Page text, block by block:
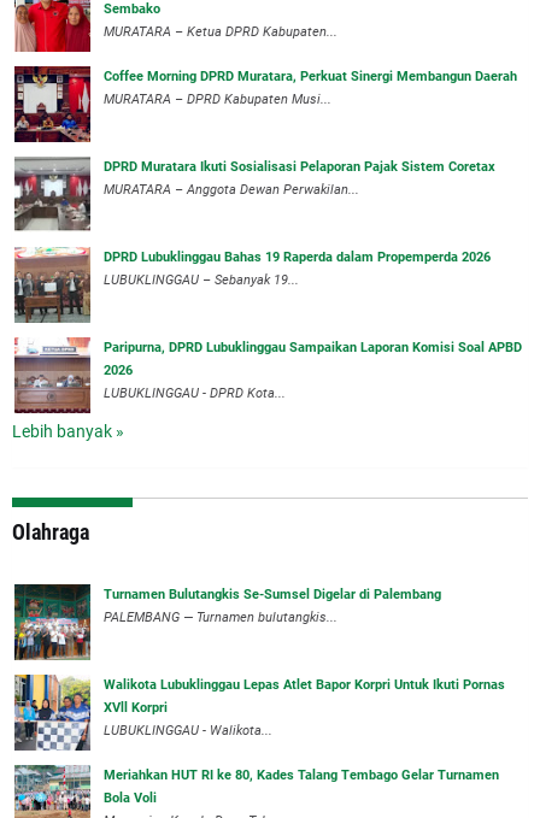
Sembako
MURATARA – Ketua DPRD Kabupaten...
Coffee Morning DPRD Muratara, Perkuat Sinergi Membangun Daerah
MURATARA – DPRD Kabupaten Musi...
DPRD Muratara Ikuti Sosialisasi Pelaporan Pajak Sistem Coretax
MURATARA – Anggota Dewan Perwakilan...
DPRD Lubuklinggau Bahas 19 Raperda dalam Propemperda 2026
LUBUKLINGGAU – Sebanyak 19...
Paripurna, DPRD Lubuklinggau Sampaikan Laporan Komisi Soal APBD
2026
LUBUKLINGGAU - DPRD Kota...
Lebih banyak »
Olahraga
Turnamen Bulutangkis Se-Sumsel Digelar di Palembang
PALEMBANG — Turnamen bulutangkis...
Walikota Lubuklinggau Lepas Atlet Bapor Korpri Untuk Ikuti Pornas
XVll Korpri
LUBUKLINGGAU - Walikota...
Meriahkan HUT RI ke 80, Kades Talang Tembago Gelar Turnamen
Bola Voli